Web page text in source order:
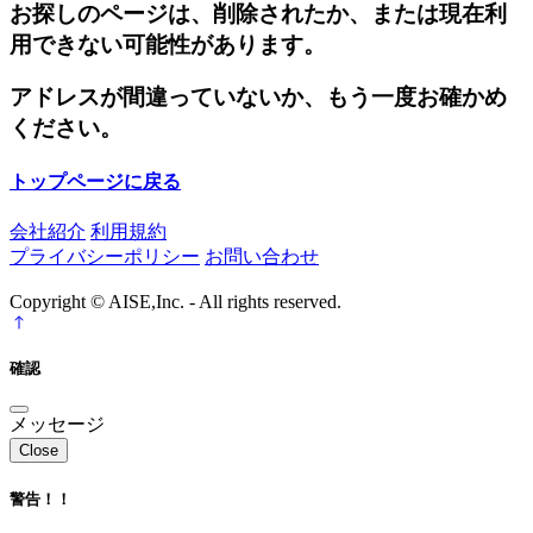
お探しのページは、削除されたか、または現在利
用できない可能性があります。
アドレスが間違っていないか、もう一度お確かめ
ください。
トップページに戻る
会社紹介 利用規約
プライバシーポリシー お問い合わせ
Copyright © AISE,Inc. - All rights reserved.
確認
メッセージ
Close
警告！！